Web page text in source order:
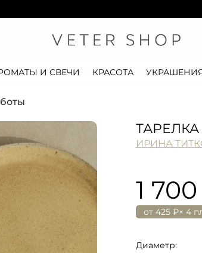
ПРИ
И СВЕЧИ КРАСОТА
ИРИНА
1
от 425 ₽× 4
Диаметр: